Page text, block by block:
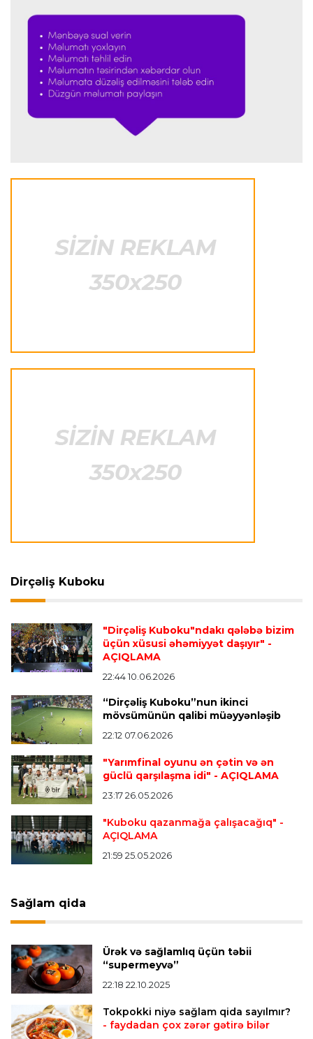
“Ferrari”nin məni necə təhlil etdiyini görəndə
şoka düşdüm”
Formula-1 23:18 08.08.2026
Şumaxerlə müqayisə etdi
PSJ “Mançester Yunayted”lə heç-heçə etdi
“Barselona”nın sabiq futbolçusu karyerasını
Transfer 21:08 08.08.2026
“Barselona”ya keçidinə razı salmaq istəyir
“Atletiko”nun futbolçusu “River Pleyt”ə keçir
“Vest Hem” “Tottenhem”in futbolçusunu
transfer edir
Offside 20:51 08.08.2026
Kamandan oxatma üzrə ölkə çempionatında
finalçılar bəlli oldu
Offside 20:27 08.08.2026
Mingəçevirdə “Kürü keçək?! 5” yarışı keçirildi
Verstappen öz komandasının "Formula 1"də
iştirak etməyəcəyini açıqladı
Bütün xəbərlər >>>
Dirçəliş Kuboku
"Dirçəliş Kuboku"ndakı qələbə bizim
üçün xüsusi əhəmiyyət daşıyır" -
AÇIQLAMA
22:44 10.06.2026
“Dirçəliş Kuboku”nun ikinci
mövsümünün qalibi müəyyənləşib
22:12 07.06.2026
"Yarımfinal oyunu ən çətin və ən
güclü qarşılaşma idi" - AÇIQLAMA
23:17 26.05.2026
"Kuboku qazanmağa çalışacağıq" -
AÇIQLAMA
21:59 25.05.2026
Sağlam qida
Ürək və sağlamlıq üçün təbii
“supermeyvə”
22:18 22.10.2025
Tokpokki niyə sağlam qida sayılmır?
- faydadan çox zərər gətirə bilər